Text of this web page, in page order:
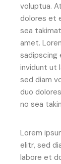
voluptua.
dolores et
sea
amet.
sadipscing
invidunt ut
sed diam
duo
no sea
Lorem
elitr, sed
labore et